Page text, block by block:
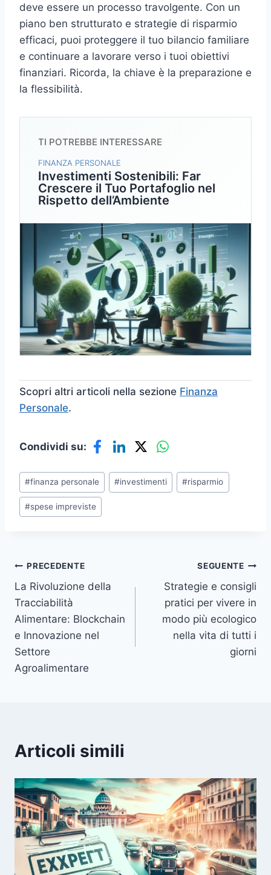
deve essere un processo travolgente. Con un
piano ben strutturato e strategie di risparmio
efficaci, puoi proteggere il tuo bilancio familiare
e continuare a lavorare verso i tuoi obiettivi
finanziari. Ricorda, la chiave è la preparazione e
la flessibilità.
TI POTREBBE INTERESSARE
FINANZA PERSONALE
Investimenti Sostenibili: Far
Crescere il Tuo Portafoglio nel
Rispetto dell’Ambiente
Scopri altri articoli nella sezione Finanza
Personale.
Condividi su:
Tag
articolo:
#finanza personale #investimenti #risparmio
#spese impreviste
Navigazione
articoli
PRECEDENTE
La Rivoluzione della
Tracciabilità
Alimentare: Blockchain
e Innovazione nel
Settore
Agroalimentare
SEGUENTE
Strategie e consigli
pratici per vivere in
modo più ecologico
nella vita di tutti i
giorni
Articoli simili